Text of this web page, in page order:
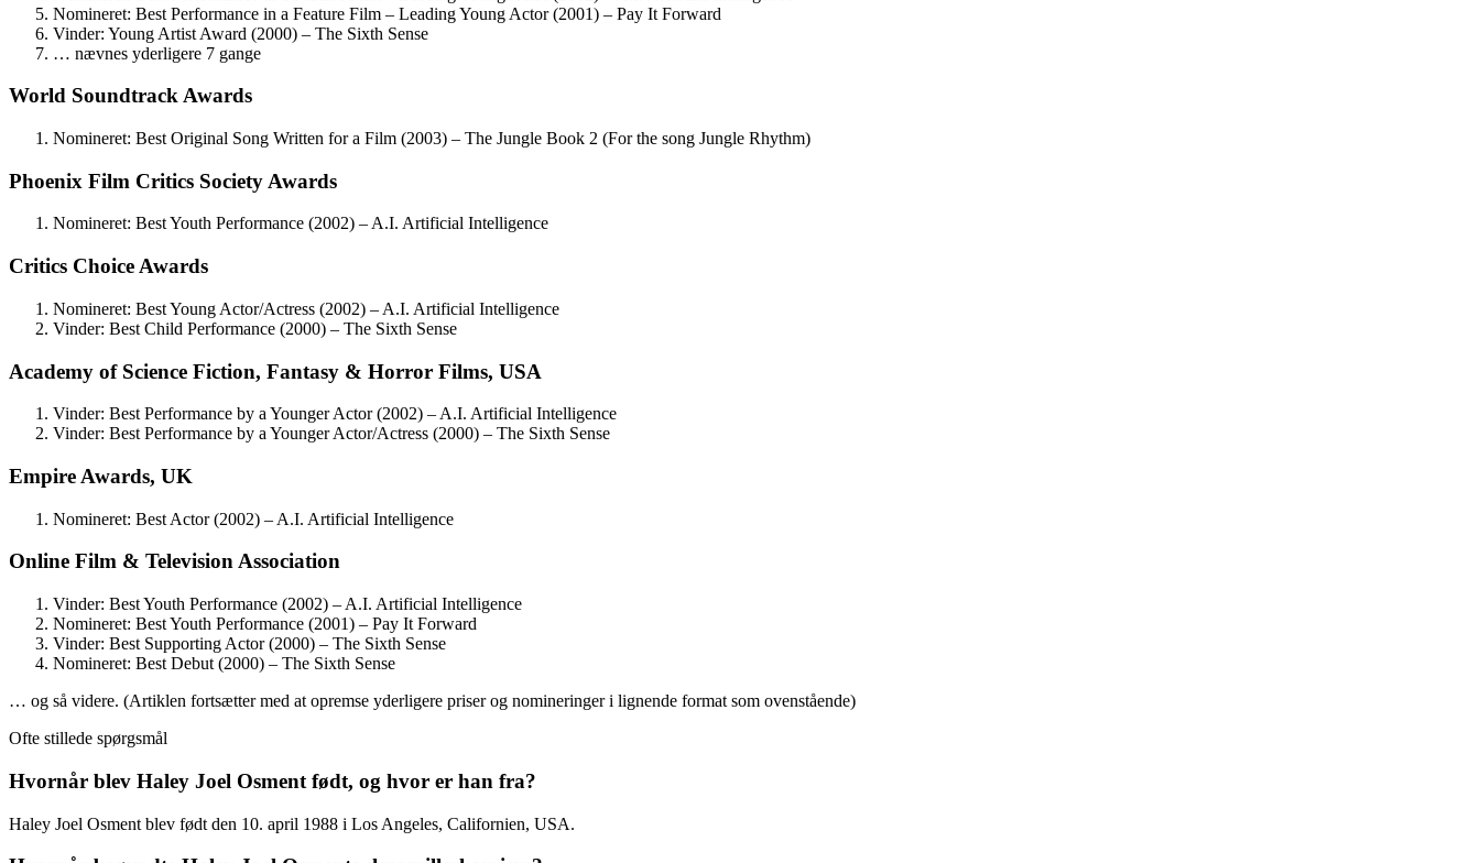
Nomineret: Best Performance in a Feature Film – Leading Young Actor (2001) – Pay It Forward
Vinder: Young Artist Award (2000) – The Sixth Sense
… nævnes yderligere 7 gange
World Soundtrack Awards
Nomineret: Best Original Song Written for a Film (2003) – The Jungle Book 2 (For the song Jungle Rhythm)
Phoenix Film Critics Society Awards
Nomineret: Best Youth Performance (2002) – A.I. Artificial Intelligence
Critics Choice Awards
Nomineret: Best Young Actor/Actress (2002) – A.I. Artificial Intelligence
Vinder: Best Child Performance (2000) – The Sixth Sense
Academy of Science Fiction, Fantasy & Horror Films, USA
Vinder: Best Performance by a Younger Actor (2002) – A.I. Artificial Intelligence
Vinder: Best Performance by a Younger Actor/Actress (2000) – The Sixth Sense
Empire Awards, UK
Nomineret: Best Actor (2002) – A.I. Artificial Intelligence
Online Film & Television Association
Vinder: Best Youth Performance (2002) – A.I. Artificial Intelligence
Nomineret: Best Youth Performance (2001) – Pay It Forward
Vinder: Best Supporting Actor (2000) – The Sixth Sense
Nomineret: Best Debut (2000) – The Sixth Sense
… og så videre. (Artiklen fortsætter med at opremse yderligere priser og nomineringer i lignende format som ovenstående)
Ofte stillede spørgsmål
Hvornår blev Haley Joel Osment født, og hvor er han fra?
Haley Joel Osment blev født den 10. april 1988 i Los Angeles, Californien, USA.